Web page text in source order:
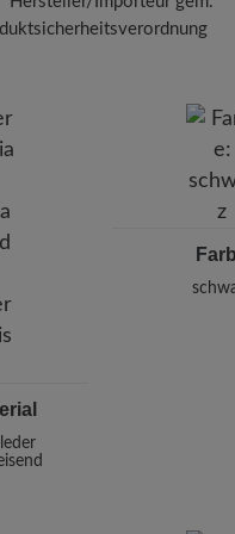
. Halten Sie dabei einen
Str. 15/1, 74321 Bietigheim-
kundenbetreuung@baer-